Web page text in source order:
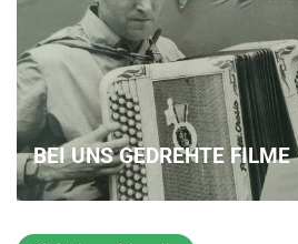
BEI UNS GEDREHTE FILME